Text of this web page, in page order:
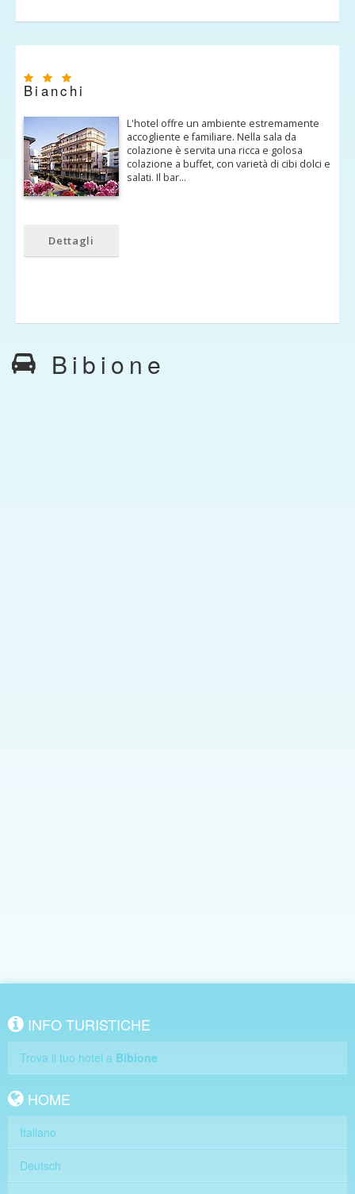
Bianchi
L'hotel offre un ambiente estremamente
accogliente e familiare. Nella sala da
colazione è servita una ricca e golosa
colazione a buffet, con varietà di cibi dolci e
salati. Il bar…
Dettagli
Bibione
INFO TURISTICHE
Trova il tuo hotel a Bibione
HOME
Italiano
Deutsch